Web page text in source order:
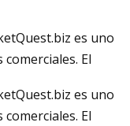
es uno
El
es uno
El